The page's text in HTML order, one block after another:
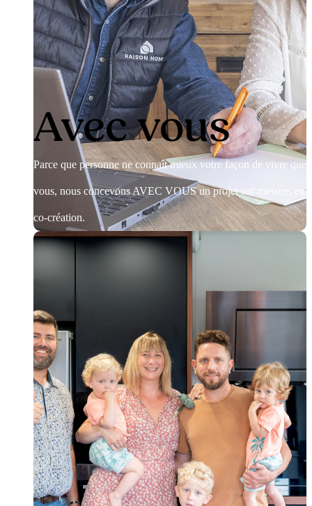
Avec vous
Parce que personne ne connaît mieux votre façon de vivre que
vous, nous concevons AVEC VOUS un projet sur-mesure, en
co-création.